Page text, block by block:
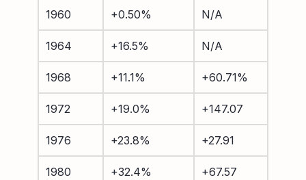
1960 +0.50% N/A
1964 +16.5% N/A
1968 +11.1% +60.71%
1972 +19.0% +147.07
1976 +23.8% +27.91
1980 +32.4% +67.57